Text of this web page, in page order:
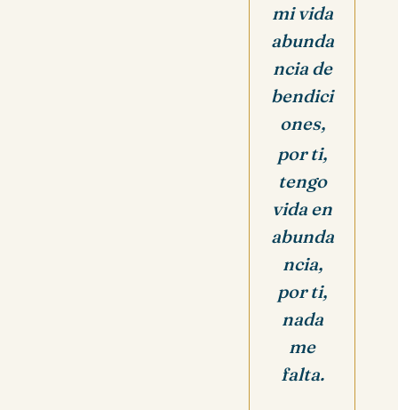
mi vida
abunda
ncia de
bendici
ones,
por ti,
tengo
vida en
abunda
ncia,
por ti,
nada
me
falta.